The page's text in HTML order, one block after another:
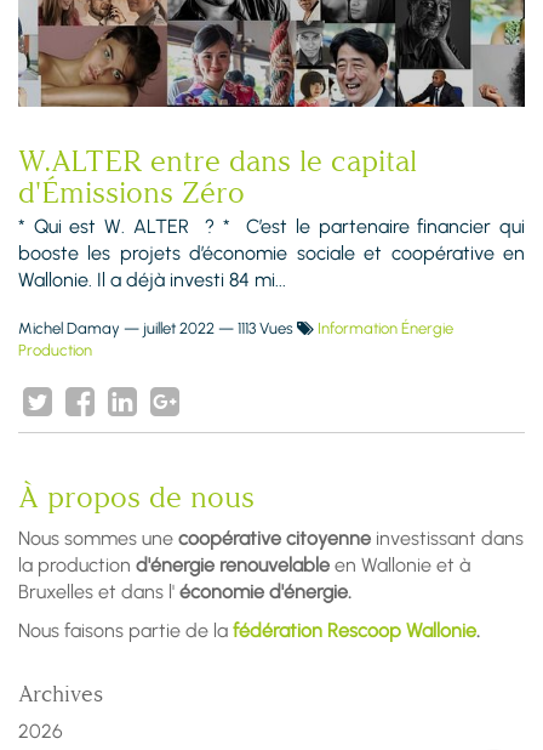
W.ALTER entre dans le capital
d'Émissions Zéro
* Qui est W. ALTER ? * C’est le partenaire financier qui
booste les projets d’économie sociale et coopérative en
Wallonie. Il a déjà investi 84 mi...
Michel Damay — juillet 2022 — 1113 Vues
Information Énergie
Production
À propos de nous
Nous sommes une coopérative citoyenne investissant dans
la production d'énergie renouvelable en Wallonie et à
Bruxelles et dans l' économie d'énergie.
Nous faisons partie de la fédération Rescoop Wallonie.
Archives
2026